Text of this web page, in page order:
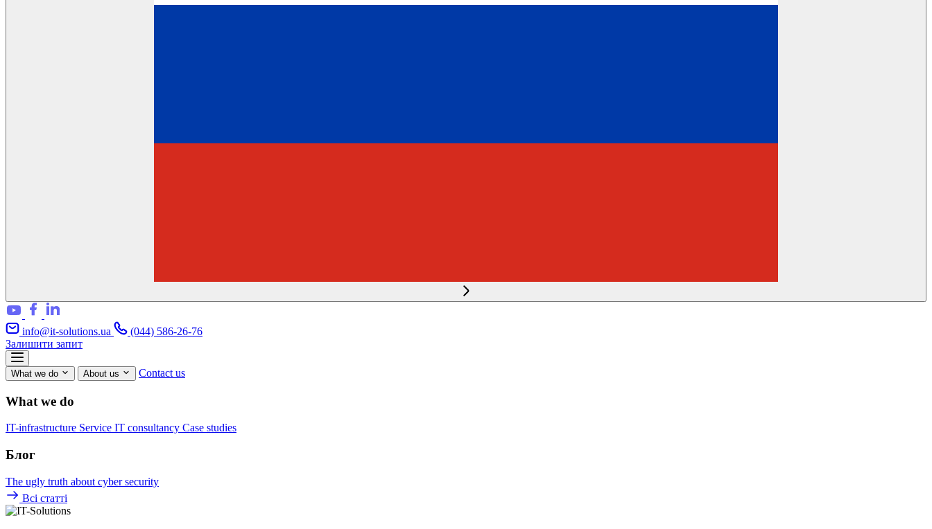
info@it-solutions.ua
(044) 586-26-76
Залишити запит
What we do About us Contact us
What we do
IT-infrastructure Service IT consultancy Case studies
Блог
The ugly truth about cyber security
Всі статті